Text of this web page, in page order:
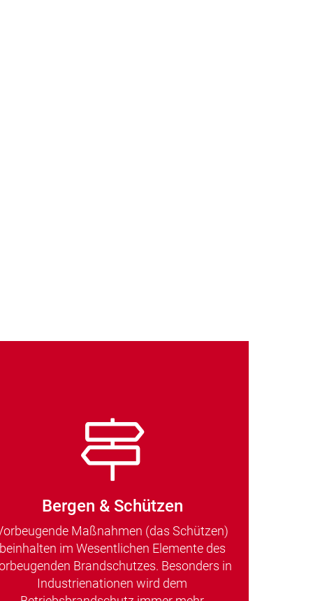
Bergen & Schützen
Maßnahmen (das Schützen)
beinhalten im Wesentlichen Elemente des
Brandschutzes. Besonders in
Industrienationen wird dem